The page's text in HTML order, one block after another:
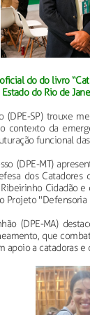
do do livro
do Rio de
(DPE-SP) trouxe
contexto da
funcional
(DPE-MT)
dos
Cidadão
Projeto "Defensoria
(DPE-MA)
que
apoio a catadoras e